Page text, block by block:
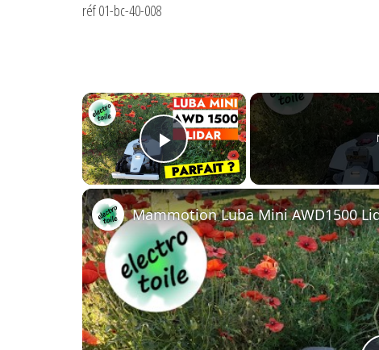
réf 01-bc-40-008
×
Play Video